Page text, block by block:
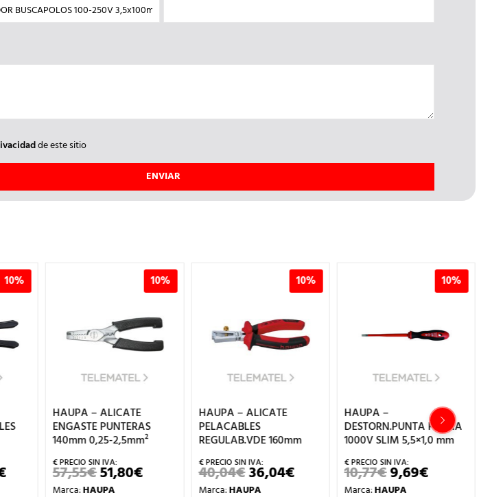
de este sitio
10%
EL
PRECIO
10%
HAUPA – ALICATE
ENGASTE PUNTERAS
140mm 0,25-2,5mm²
57,55€EL
PRECIO
51,80€EL
PRECIO
Marca:HAUPA
10%
HAUPA – ALICATE
PELACABLES
REGULAB.VDE 160mm
40,04€EL
PRECIO
36,04€EL
PRECIO
Marca:HAUPA
10%
HAUPA –
DESTORN.PUNTA PLANA
1000V SLIM 5,5×1,0 mm
10,77€EL
PRECIO
9,69€EL
PRECIO
Marca:HAUPA